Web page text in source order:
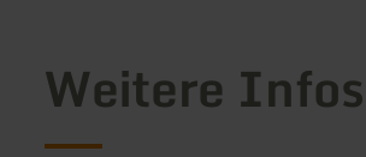
Weitere Infos